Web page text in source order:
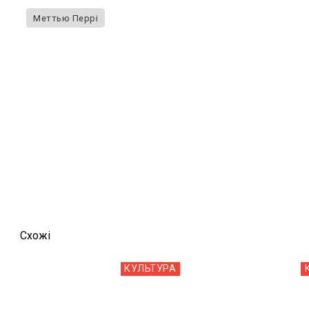
Меттью Перрі
Схожi
КУЛЬТУРА